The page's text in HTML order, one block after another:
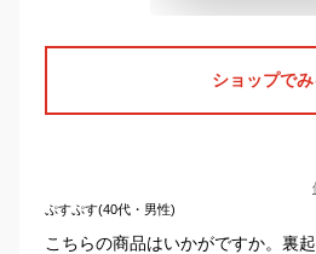
ショップでみ
ぷすぷす(40代・男性)
こちらの商品はいかがですか。裏